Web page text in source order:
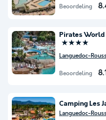
Beoordeling
Pirates
★★★★
Languedoc-
Beoordeling 8.1
Camping Les
Languedoc-